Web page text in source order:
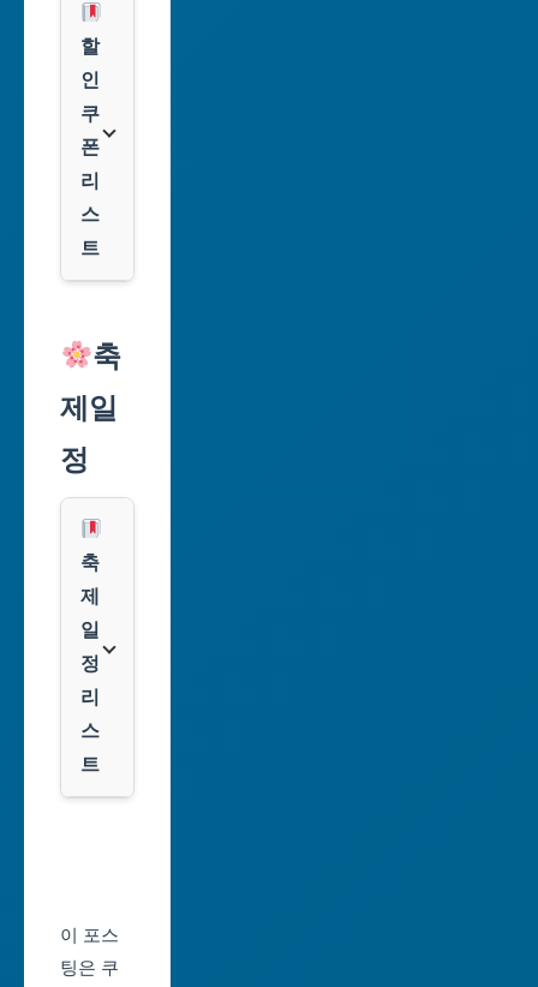
산
광
역
시
대
인
광
역
광
주
광
역
시
대
전
광
할
인
쿠
폰
리
스
트
리
익
스
레
쿠
팡
클
룩
축
제일
정
축
제
일
정
리
스
트
일
이 포스
팅은 쿠